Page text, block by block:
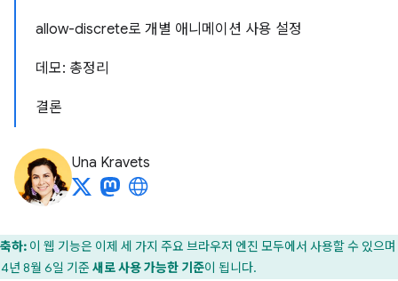
allow-discrete로 개별 애니메이션 사용 설정
데모: 총정리
결론
Una Kravets
축하: 이 웹 기능은 이제 세 가지 주요 브라우저 엔진 모두에서 사용할 수 있으며
년 8월 6일 기준 새로 사용 가능한 기준이 됩니다.